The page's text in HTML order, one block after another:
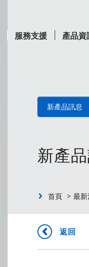
服務支援 產品資
新產品訊息
新產
首頁 最新
返回